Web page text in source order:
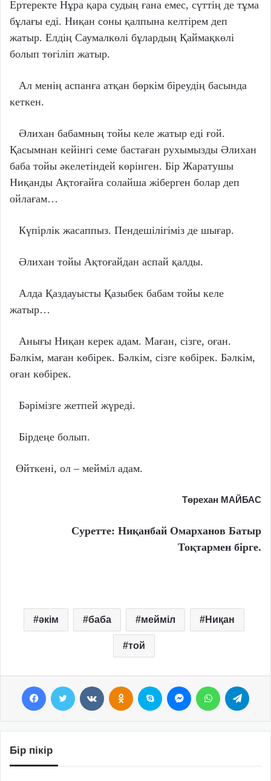
Ертеректе Нұра қара судың ғана емес, сүттің де тұма
бұлағы еді. Ниқан соны қалпына келтірем деп
жатыр. Елдің Саумалкөлі бұлардың Қаймақкөлі
болып төгіліп жатыр.
Ал менің аспанға атқан бөркім біреудің басында
кеткен.
Әлихан бабамның тойы келе жатыр еді ғой.
Қасымнан кейінгі семе бастаған рухымызды Әлихан
баба тойы әкелетіндей көрінген. Бір Жаратушы
Ниқанды Ақтоғайға солайша жіберген болар деп
ойлағам…
Күпірлік жасаппыз. Пендешілігіміз де шығар.
Әлихан тойы Ақтоғайдан аспай қалды.
Алда Қаздауысты Қазыбек бабам тойы келе
жатыр…
Анығы Ниқан керек адам. Маған, сізге, оған.
Бәлкім, маған көбірек. Бәлкім, сізге көбірек. Бәлкім,
оған көбірек.
Бәрімізге жетпей жүреді.
Бірдеңе болып.
Өйткені, ол – мейміл адам.
Төрехан МАЙБАС
Суретте: Ниқанбай Омарханов Батыр
Тоқтармен бірге.
әкім баба мейміл Ниқан
той
Бір пікір